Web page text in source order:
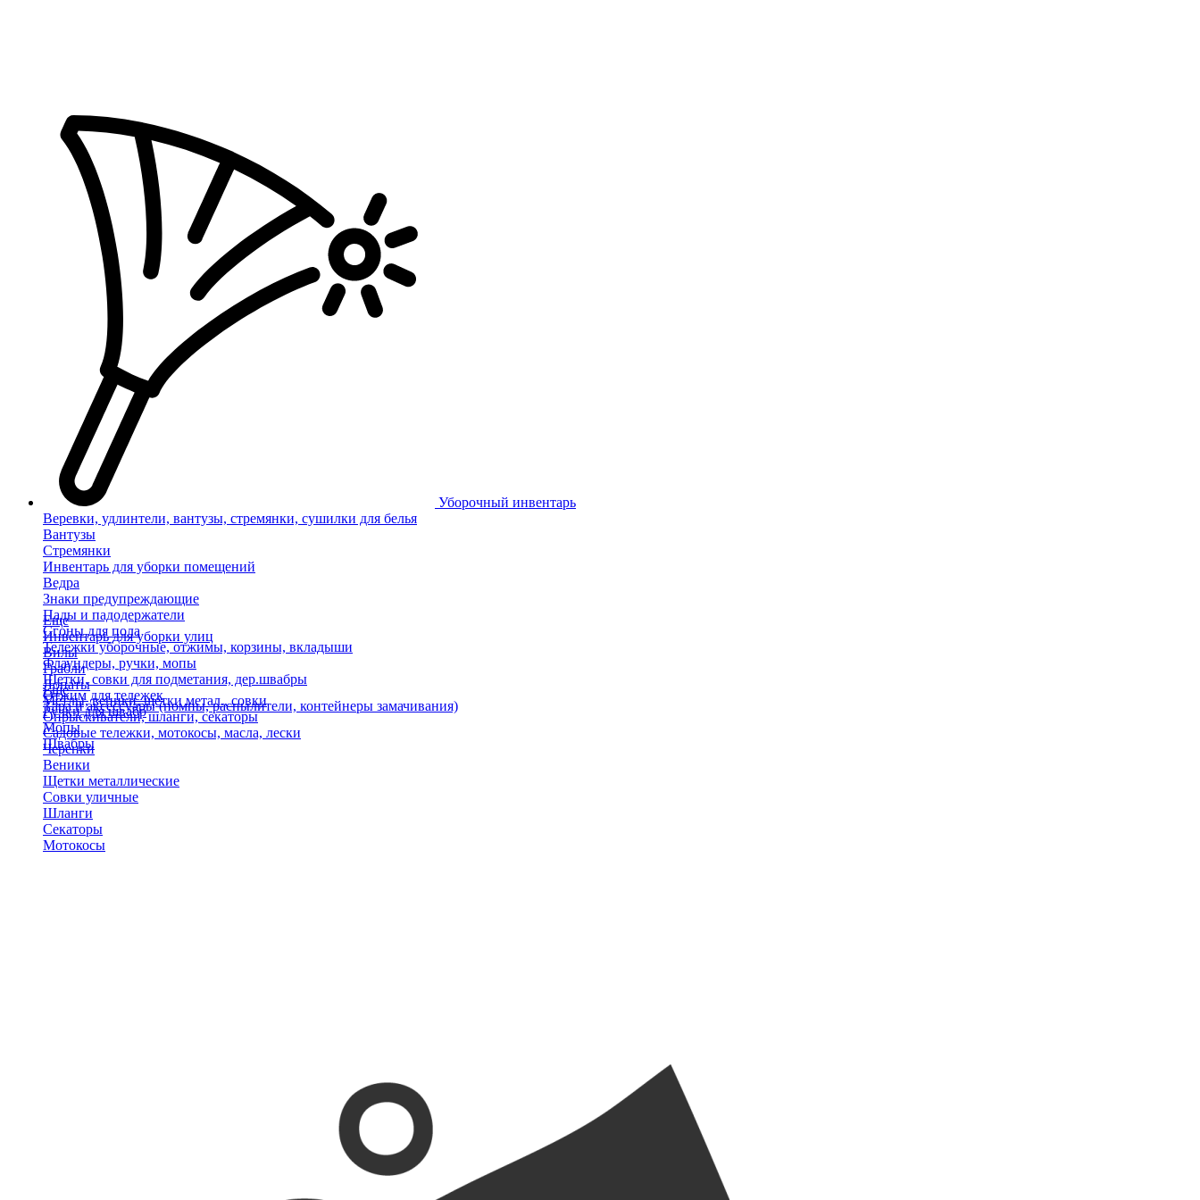
Уборочный инвентарь
Веревки, удлинтели, вантузы, стремянки, сушилки для белья
Вантузы
Стремянки
Инвентарь для уборки помещений
Ведра
Знаки предупреждающие
Пады и падодержатели
Сгоны для пола
Тележки уборочные, отжимы, корзины, вкладыши
Флаундеры, ручки, мопы
Щетки, совки для подметания, дер.швабры
Отжим для тележек
Ручки для швабр
Мопы
Швабры
Еще
Инвентарь для уборки улиц
Вилы
Грабли
Лопаты
Метлы, веники, щетки метал., совки
Опрыскиватели, шланги, секаторы
Садовые тележки, мотокосы, масла, лески
Черенки
Веники
Щетки металлические
Совки уличные
Шланги
Секаторы
Мотокосы
Еще
Тара и аксессуары (помпы, распылители, контейнеры замачивания)